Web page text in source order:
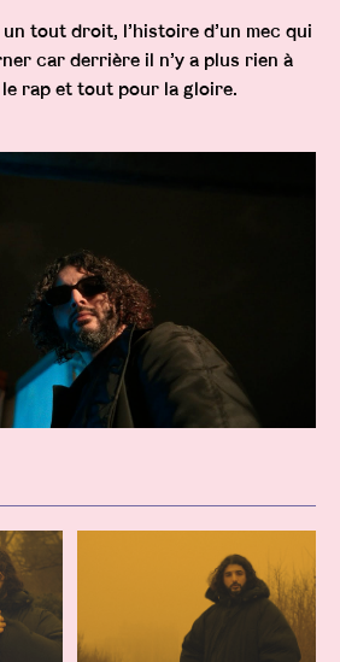
tout droit, l’histoire d’un mec qui
car derrière il n’y a plus rien à
rap et tout pour la gloire.